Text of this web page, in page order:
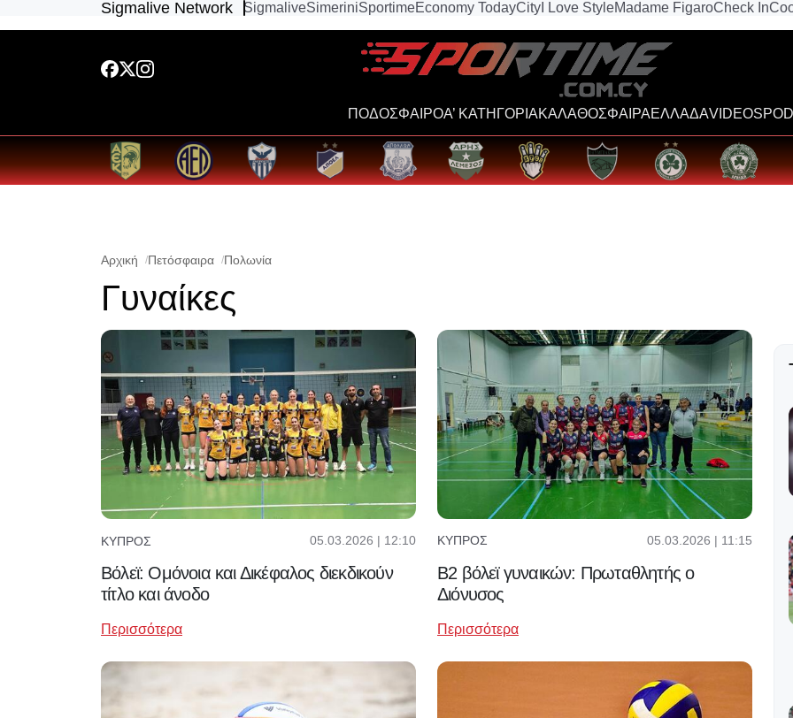
Sigmalive Network SigmaliveSimeriniSportimeEconomy TodayCity I Love StyleMadame FigaroCheck In
ΠΟΔΟΣΦΑΙΡΟΑ’ ΚΑΤΗΓΟΡΙΑΚΑΛΑΘΟΣΦΑΙΡΑΕΛΛΑΔΑVIDEOS
Αρχική Πετόσφαιρα Πολωνία
Γυναίκες
ΚΎΠΡΟΣ 05.03.2026 | 12:10
Βόλεϊ: Ομόνοια και Δικέφαλος διεκδικούν
τίτλο και άνοδο
Περισσότερα
ΚΎΠΡΟΣ 05.03.2026 | 11:15
Β2 βόλεϊ γυναικών: Πρωταθλητής ο
Διόνυσος
Περισσότερα